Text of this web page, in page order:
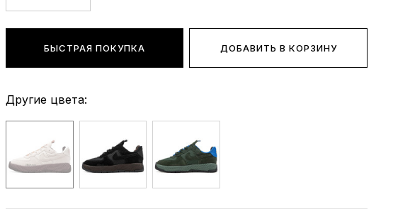
БЫСТРАЯ ПОКУПКА ДОБАВИТЬ В КОРЗИНУ
Другие цвета: